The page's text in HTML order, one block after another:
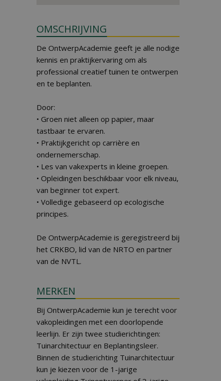
OMSCHRIJVING
De OntwerpAcademie geeft je alle nodige
kennis en praktijkervaring om als
professional creatief tuinen te ontwerpen
en te beplanten.
Door:
• Groen niet alleen op papier, maar
tastbaar te ervaren.
• Praktijkgericht op carrière en
ondernemerschap.
• Les van vakexperts in kleine groepen.
• Opleidingen beschikbaar voor elk niveau,
van beginner tot expert.
• Volledige gebaseerd op ecologische
principes.
De OntwerpAcademie is geregistreerd bij
het CRKBO, lid van de NRTO en partner
van de NVTL.
MERKEN
Bij OntwerpAcademie kun je terecht voor
vakopleidingen met een doorlopende
leerlijn. Er zijn twee studierichtingen:
Tuinarchitectuur en Beplantingsleer.
Binnen de studierichting Tuinarchitectuur
kun je kiezen voor de 1-jarige